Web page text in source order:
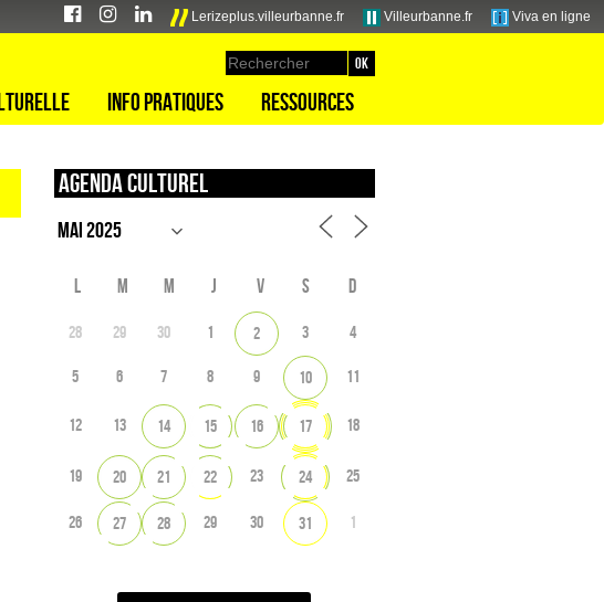
Lerizeplus.villeurbanne.fr Villeurbanne.fr Viva en ligne
Info pratiques Ressources
Agenda culturel
L M M J V S D
28 29 30 1 2 3 4
5 6 7 8 9 10 11
12 13 14 15 16 17 18
19 20 21 22 23 24 25
26 27 28 29 30 31 1